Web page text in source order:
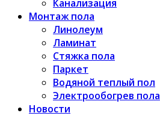
Канализация
Монтаж пола
Линолеум
Ламинат
Стяжка пола
Паркет
Водяной теплый пол
Электрообогрев пола
Новости